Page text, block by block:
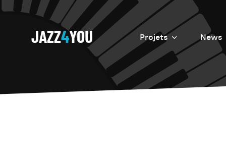
JAZZ4YOU Projets
Introduction
Resurrection
News